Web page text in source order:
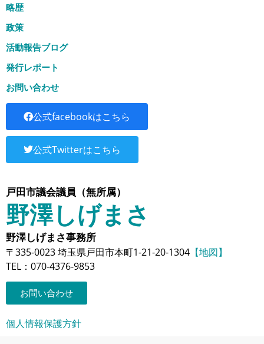
略歴
政策
活動報告ブログ
発行レポート
お問い合わせ
公式facebookはこちら
公式Twitterはこちら
戸田市議会議員（無所属）
野澤しげまさ
野澤しげまさ事務所
〒335-0023 埼玉県戸田市本町1-21-20-1304 【地図】
TEL：070-4376-9853
お問い合わせ
個人情報保護方針